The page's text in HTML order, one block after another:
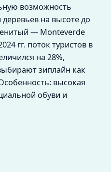
возможность
на высоте до
— Monteverde
гг. поток туристов в
на 28%,
зиплайн как
высокая
обуви и